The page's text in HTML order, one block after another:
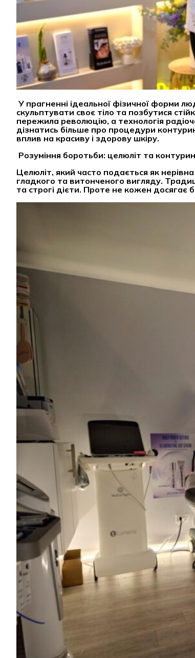
У прагненні ідеальної фізичної форми
скульптувати своє тіло та позбутися
пережила революцію, а технологія
дізнатись більше про процедури
вплив на красиву і здорову шкіру.
Розуміння боротьби: целюліт та
Целюліт, який часто подається як
гладкого та витонченого вигляду.
та строгі дієти. Проте не кожен